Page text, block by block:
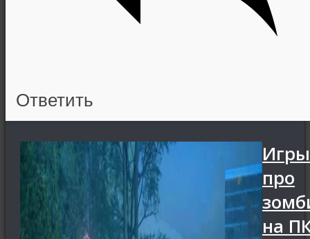
Ответить
Игры
про
на